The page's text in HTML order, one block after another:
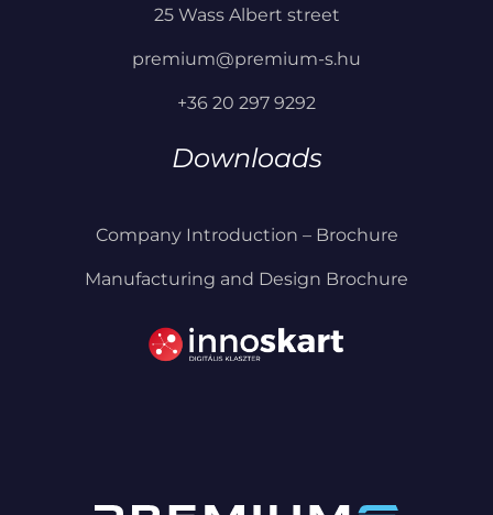
25 Wass Albert street
premium@premium-s.hu
+36 20 297 9292
Downloads
Company Introduction – Brochure
Manufacturing and Design Brochure